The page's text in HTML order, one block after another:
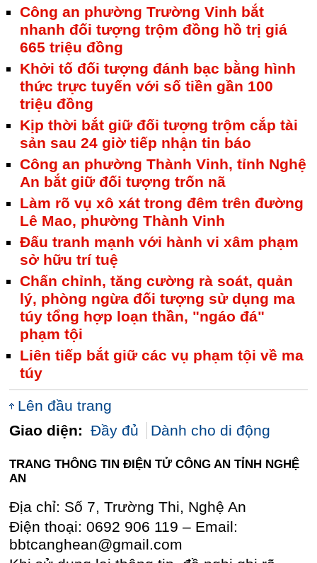
Công an phường Trường Vinh bắt
nhanh đối tượng trộm đồng hồ trị giá
665 triệu đồng
Khởi tố đối tượng đánh bạc bằng hình
thức trực tuyến với số tiền gần 100
triệu đồng
Kịp thời bắt giữ đối tượng trộm cắp tài
sản sau 24 giờ tiếp nhận tin báo
Công an phường Thành Vinh, tỉnh Nghệ
An bắt giữ đối tượng trốn nã
Làm rõ vụ xô xát trong đêm trên đường
Lê Mao, phường Thành Vinh
Đấu tranh mạnh với hành vi xâm phạm
sở hữu trí tuệ
Chấn chỉnh, tăng cường rà soát, quản
lý, phòng ngừa đối tượng sử dụng ma
túy tổng hợp loạn thần, "ngáo đá"
phạm tội
Liên tiếp bắt giữ các vụ phạm tội về ma
túy
Lên đầu trang
Giao diện: Đầy đủ Dành cho di động
TRANG THÔNG TIN ĐIỆN TỬ CÔNG AN TỈNH NGHỆ
AN
Địa chỉ: Số 7, Trường Thi, Nghệ An
Điện thoại: 0692 906 119 – Email:
bbtcanghean@gmail.com